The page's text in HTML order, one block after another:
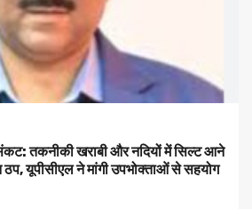
तकनीकी खराबी और नदियों में सिल्ट आने
यूपीसीएल ने मांगी उपभोक्ताओं से सहयोग